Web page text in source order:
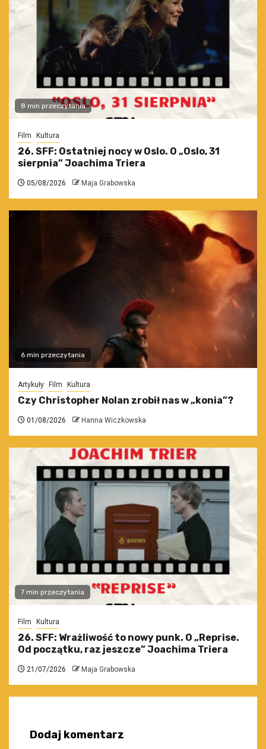
8 min przeczytania
Film Kultura
26. SFF: Ostatniej nocy w Oslo. O „Oslo, 31
sierpnia” Joachima Triera
05/08/2026 Maja Grabowska
6 min przeczytania
Artykuły Film Kultura
Czy Christopher Nolan zrobił nas w „konia”?
01/08/2026 Hanna Wiczkowska
7 min przeczytania
Film Kultura
26. SFF: Wrażliwość to nowy punk. O „Reprise.
Od początku, raz jeszcze” Joachima Triera
21/07/2026 Maja Grabowska
Dodaj komentarz